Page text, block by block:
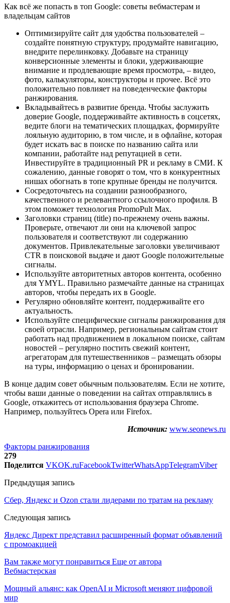
Как всё же попасть в топ Google: советы вебмастерам и
владельцам сайтов
Оптимизируйте сайт для удобства пользователей –
создайте понятную структуру, продумайте навигацию,
внедрите перелинковку. Добавьте на страницу
конверсионные элементы и блоки, удерживающие
внимание и продлевающие время просмотра, – видео,
фото, калькуляторы, конструкторы и прочее. Всё это
положительно повлияет на поведенческие факторы
ранжирования.
Вкладывайтесь в развитие бренда. Чтобы заслужить
доверие Google, поддерживайте активность в соцсетях,
ведите блоги на тематических площадках, формируйте
лояльную аудиторию, в том числе, и в офлайне, которая
будет искать вас в поиске по названию сайта или
компании, работайте над репутацией в сети.
Инвестируйте в традиционный PR и рекламу в СМИ. К
сожалению, данные говорят о том, что в конкурентных
нишах обогнать в топе крупные бренды не получится.
Сосредоточьтесь на создании разнообразного,
качественного и релевантного ссылочного профиля. В
этом поможет технология PromoPult Max.
Заголовки страниц (title) по-прежнему очень важны.
Проверьте, отвечают ли они на ключевой запрос
пользователя и соответствуют ли содержанию
документов. Привлекательные заголовки увеличивают
CTR в поисковой выдаче и дают Google положительные
сигналы.
Используйте авторитетных авторов контента, особенно
для YMYL. Правильно размечайте данные на страницах
авторов, чтобы передать их в Google.
Регулярно обновляйте контент, поддерживайте его
актуальность.
Используйте специфические сигналы ранжирования для
своей отрасли. Например, региональным сайтам стоит
работать над продвижением в локальном поиске, сайтам
новостей – регулярно постить свежий контент,
агрегаторам для путешественников – размещать обзоры
на туры, информацию о ценах и бронировании.
В конце дадим совет обычным пользователям. Если не хотите,
чтобы ваши данные о поведении на сайтах отправлялись в
Google, откажитесь от использования браузера Chrome.
Например, пользуйтесь Opera или Firefox.
Источник: www.seonews.ru
Факторы ранжирования
279
Поделится VKOK.ruFacebookTwitterWhatsAppTelegramViber
Предыдущая запись
Сбер, Яндекс и Ozon стали лидерами по тратам на рекламу
Следующая запись
Яндекс Директ представил расширенный формат объявлений
с промоакцией
Вам также могут понравиться Еще от автора
Вебмастерская
Мощный альянс: как OpenAI и Microsoft меняют цифровой
мир